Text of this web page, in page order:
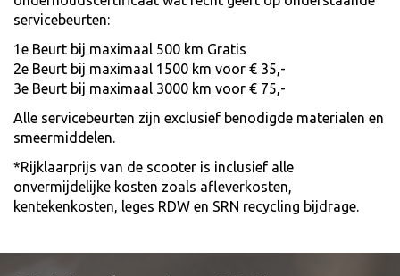
servicebeurten:
1e Beurt bij maximaal 500 km Gratis
2e Beurt bij maximaal 1500 km voor € 35,-
3e Beurt bij maximaal 3000 km voor € 75,-
Alle servicebeurten zijn exclusief benodigde materialen en
smeermiddelen.
*Rijklaarprijs van de scooter is inclusief alle
onvermijdelijke kosten zoals afleverkosten,
kentekenkosten, leges RDW en SRN recycling bijdrage.